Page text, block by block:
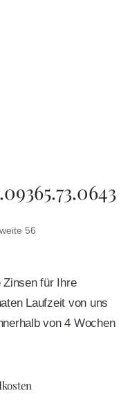
56
Zinsen für Ihre
Laufzeit von uns
von 4 Wochen